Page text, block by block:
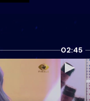
02:45